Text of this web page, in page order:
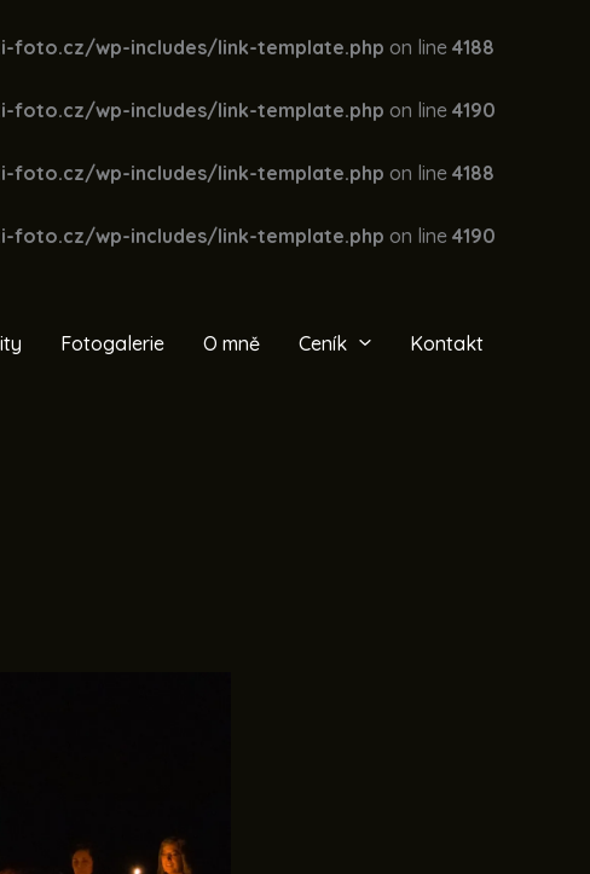
wp-includes/link-template.php on line 4188
wp-includes/link-template.php on line 4190
wp-includes/link-template.php on line 4188
wp-includes/link-template.php on line 4190
Fotogalerie O mně Ceník Kontakt